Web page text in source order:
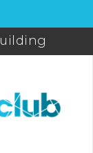
week/
2025
& Futsal